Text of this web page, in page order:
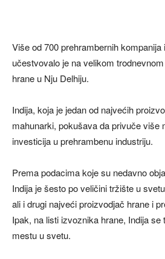
Više od 700 prehrambernih
učestvovalo je na velikom
hrane u Nju Delhiju.
Indija, koja je jedan od najvećih
mahunarki, pokušava da privuče više
investicija u prehrambenu industriju.
Prema podacima koje su nedavno
Indija je šesto po veličini tržište u
ali i drugi najveći proizvodjač hrane i
Ipak, na listi izvoznika hrane, Indija se
mestu u svetu.